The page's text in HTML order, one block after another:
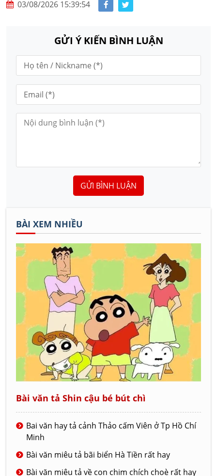
03/08/2026 15:39:54
GỬI Ý KIẾN BÌNH LUẬN
GỬI BÌNH LUẬN
BÀI XEM NHIỀU
Bài văn tả Shin cậu bé bút chì
Bai văn hay tả cảnh Thảo cấm Viên ở Tp Hồ Chí
Minh
Bài văn miêu tả bãi biển Hà Tiền rất hay
Bài văn miêu tả về con chim chích choè rất hay